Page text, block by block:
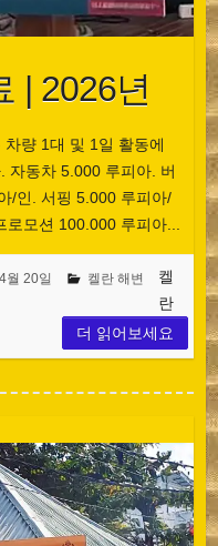
| 2026년
량 1대 및 1일 활동에
자동차 5.000 루피아. 버
/인. 서핑 5.000 루피아/
로모션 100.000 루피아...
월 20일 켈란 해변
켈
란
더 읽어보세요